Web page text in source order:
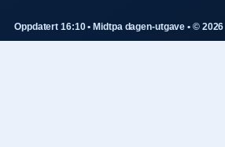
Oppdatert 16:10 • Midtpa dagen-utgave • ©